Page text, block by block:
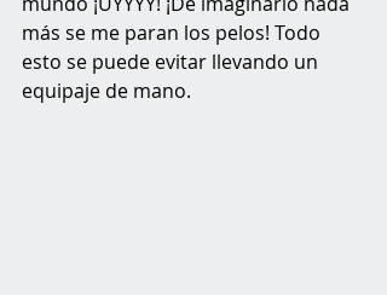
más se me paran los pelos! Todo
esto se puede evitar llevando un
equipaje de mano.